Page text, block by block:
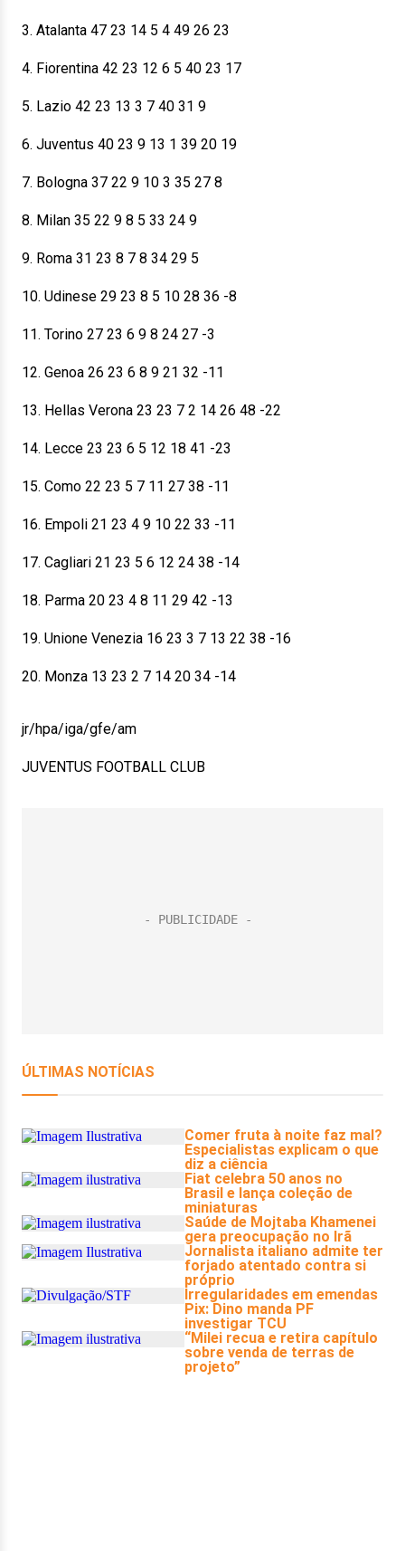
3. Atalanta 47 23 14 5 4 49 26 23
4. Fiorentina 42 23 12 6 5 40 23 17
5. Lazio 42 23 13 3 7 40 31 9
6. Juventus 40 23 9 13 1 39 20 19
7. Bologna 37 22 9 10 3 35 27 8
8. Milan 35 22 9 8 5 33 24 9
9. Roma 31 23 8 7 8 34 29 5
10. Udinese 29 23 8 5 10 28 36 -8
11. Torino 27 23 6 9 8 24 27 -3
12. Genoa 26 23 6 8 9 21 32 -11
13. Hellas Verona 23 23 7 2 14 26 48 -22
14. Lecce 23 23 6 5 12 18 41 -23
15. Como 22 23 5 7 11 27 38 -11
16. Empoli 21 23 4 9 10 22 33 -11
17. Cagliari 21 23 5 6 12 24 38 -14
18. Parma 20 23 4 8 11 29 42 -13
19. Unione Venezia 16 23 3 7 13 22 38 -16
20. Monza 13 23 2 7 14 20 34 -14
jr/hpa/iga/gfe/am
JUVENTUS FOOTBALL CLUB